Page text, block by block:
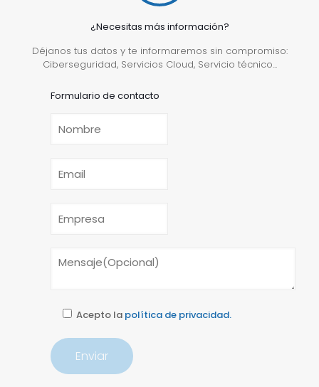
¿Necesitas más información?
Déjanos tus datos y te informaremos sin compromiso:
Ciberseguridad, Servicios Cloud, Servicio técnico...
Formulario de contacto
Acepto la política de privacidad.